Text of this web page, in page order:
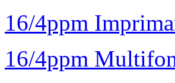
16/4ppm
16/4ppm